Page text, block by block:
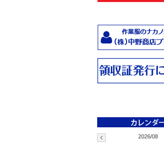
2026/08